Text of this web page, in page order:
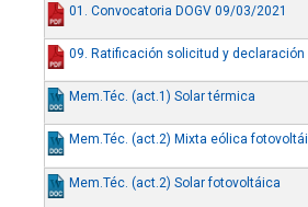
01. Convocatoria DOGV 09/03/2021
09. Ratificación solicitud y declaración
Mem.Téc. (act.1) Solar térmica
Mem.Téc. (act.2) Mixta eólica
Mem.Téc. (act.2) Solar fotovoltáica